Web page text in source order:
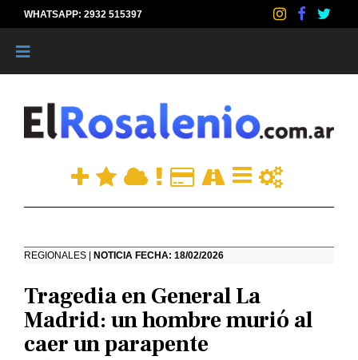
WHATSAPP: 2932 515397
REGIONALES | NOTICIA FECHA: 18/02/2026
Tragedia en General La
Madrid: un hombre murió al
caer un parapente